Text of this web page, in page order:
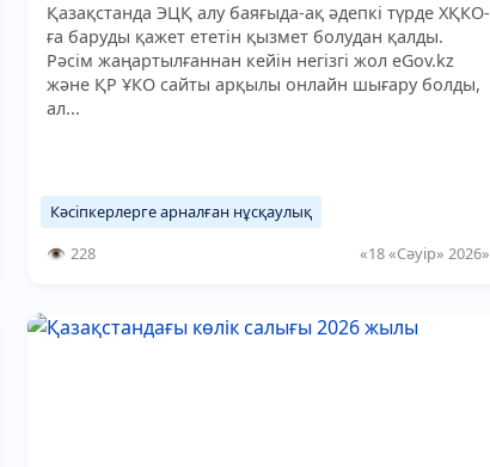
Қазақстанда ЭЦҚ алу баяғыда-ақ әдепкі түрде ХҚКО-
ға баруды қажет ететін қызмет болудан қалды.
Рәсім жаңартылғаннан кейін негізгі жол eGov.kz
және ҚР ҰКО сайты арқылы онлайн шығару болды,
ал...
Кәсіпкерлерге арналған нұсқаулық
228
«18 «Сәуір» 2026»